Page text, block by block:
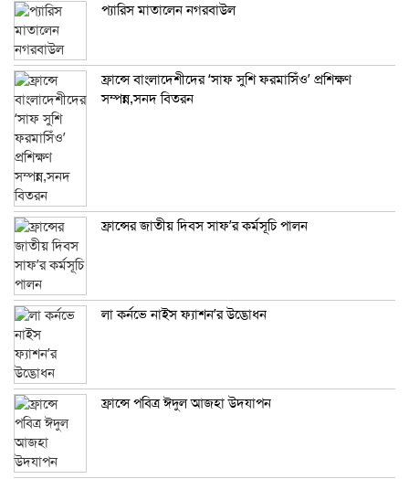
প্যারিস মাতালেন নগরবাউল
ফ্রান্সে বাংলাদেশীদের ‘সাফ সুশি ফরমাসিঁও’ প্রশিক্ষণ
সম্পন্ন,সনদ বিতরন
ফ্রান্সের জাতীয় দিবস সাফ’র কর্মসূচি পালন
লা কর্নভে নাইস ফ্যাশন’র উদ্ভোধন
ফ্রান্সে পবিত্র ঈদুল আজহা উদযাপন